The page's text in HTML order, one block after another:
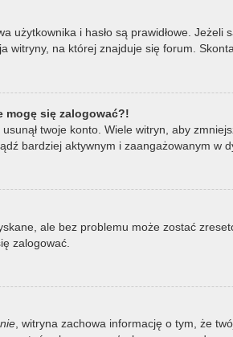
użytkownika i hasło są prawidłowe.
witryny, na której znajduje się forum.
mogę się zalogować?!
twoje konto. Wiele witryn, aby
bardziej aktywnym i zaangażowanym w
ale bez problemu może zostać
zalogować.
, witryna zachowa informację o tym, że